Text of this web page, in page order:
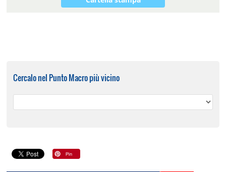
Cercalo nel Punto Macro più vicino